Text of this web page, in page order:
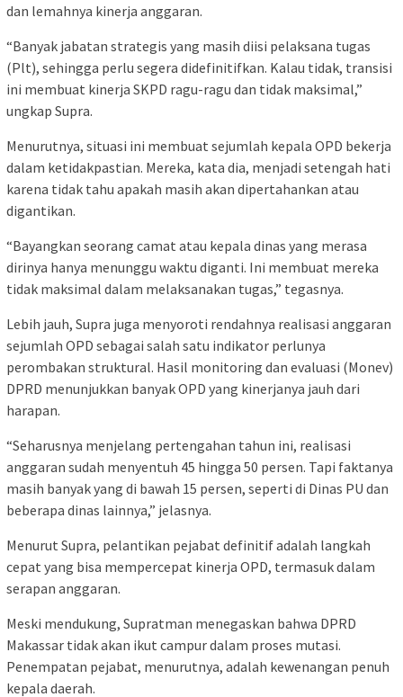
dan lemahnya kinerja anggaran.
“Banyak jabatan strategis yang masih diisi pelaksana tugas
(Plt), sehingga perlu segera didefinitifkan. Kalau tidak, transisi
ini membuat kinerja SKPD ragu-ragu dan tidak maksimal,”
ungkap Supra.
Menurutnya, situasi ini membuat sejumlah kepala OPD bekerja
dalam ketidakpastian. Mereka, kata dia, menjadi setengah hati
karena tidak tahu apakah masih akan dipertahankan atau
digantikan.
“Bayangkan seorang camat atau kepala dinas yang merasa
dirinya hanya menunggu waktu diganti. Ini membuat mereka
tidak maksimal dalam melaksanakan tugas,” tegasnya.
Lebih jauh, Supra juga menyoroti rendahnya realisasi anggaran
sejumlah OPD sebagai salah satu indikator perlunya
perombakan struktural. Hasil monitoring dan evaluasi (Monev)
DPRD menunjukkan banyak OPD yang kinerjanya jauh dari
harapan.
“Seharusnya menjelang pertengahan tahun ini, realisasi
anggaran sudah menyentuh 45 hingga 50 persen. Tapi faktanya
masih banyak yang di bawah 15 persen, seperti di Dinas PU dan
beberapa dinas lainnya,” jelasnya.
Menurut Supra, pelantikan pejabat definitif adalah langkah
cepat yang bisa mempercepat kinerja OPD, termasuk dalam
serapan anggaran.
Meski mendukung, Supratman menegaskan bahwa DPRD
Makassar tidak akan ikut campur dalam proses mutasi.
Penempatan pejabat, menurutnya, adalah kewenangan penuh
kepala daerah.